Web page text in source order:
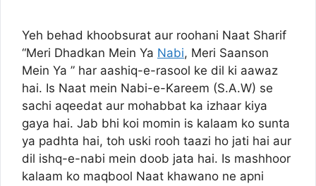
Yeh behad khoobsurat aur roohani Naat Sharif
“Meri Dhadkan Mein Ya Nabi, Meri Saanson
Mein Ya ” har aashiq-e-rasool ke dil ki aawaz
hai. Is Naat mein Nabi-e-Kareem (S.A.W) se
sachi aqeedat aur mohabbat ka izhaar kiya
gaya hai. Jab bhi koi momin is kalaam ko sunta
ya padhta hai, toh uski rooh taazi ho jati hai aur
dil ishq-e-nabi mein doob jata hai. Is mashhoor
kalaam ko maqbool Naat khawano ne apni